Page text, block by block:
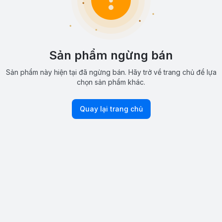
Sản phẩm ngừng bán
Sản phẩm này hiện tại đã ngừng bán. Hãy trở về trang chủ để lựa
chọn sản phẩm khác.
Quay lại trang chủ